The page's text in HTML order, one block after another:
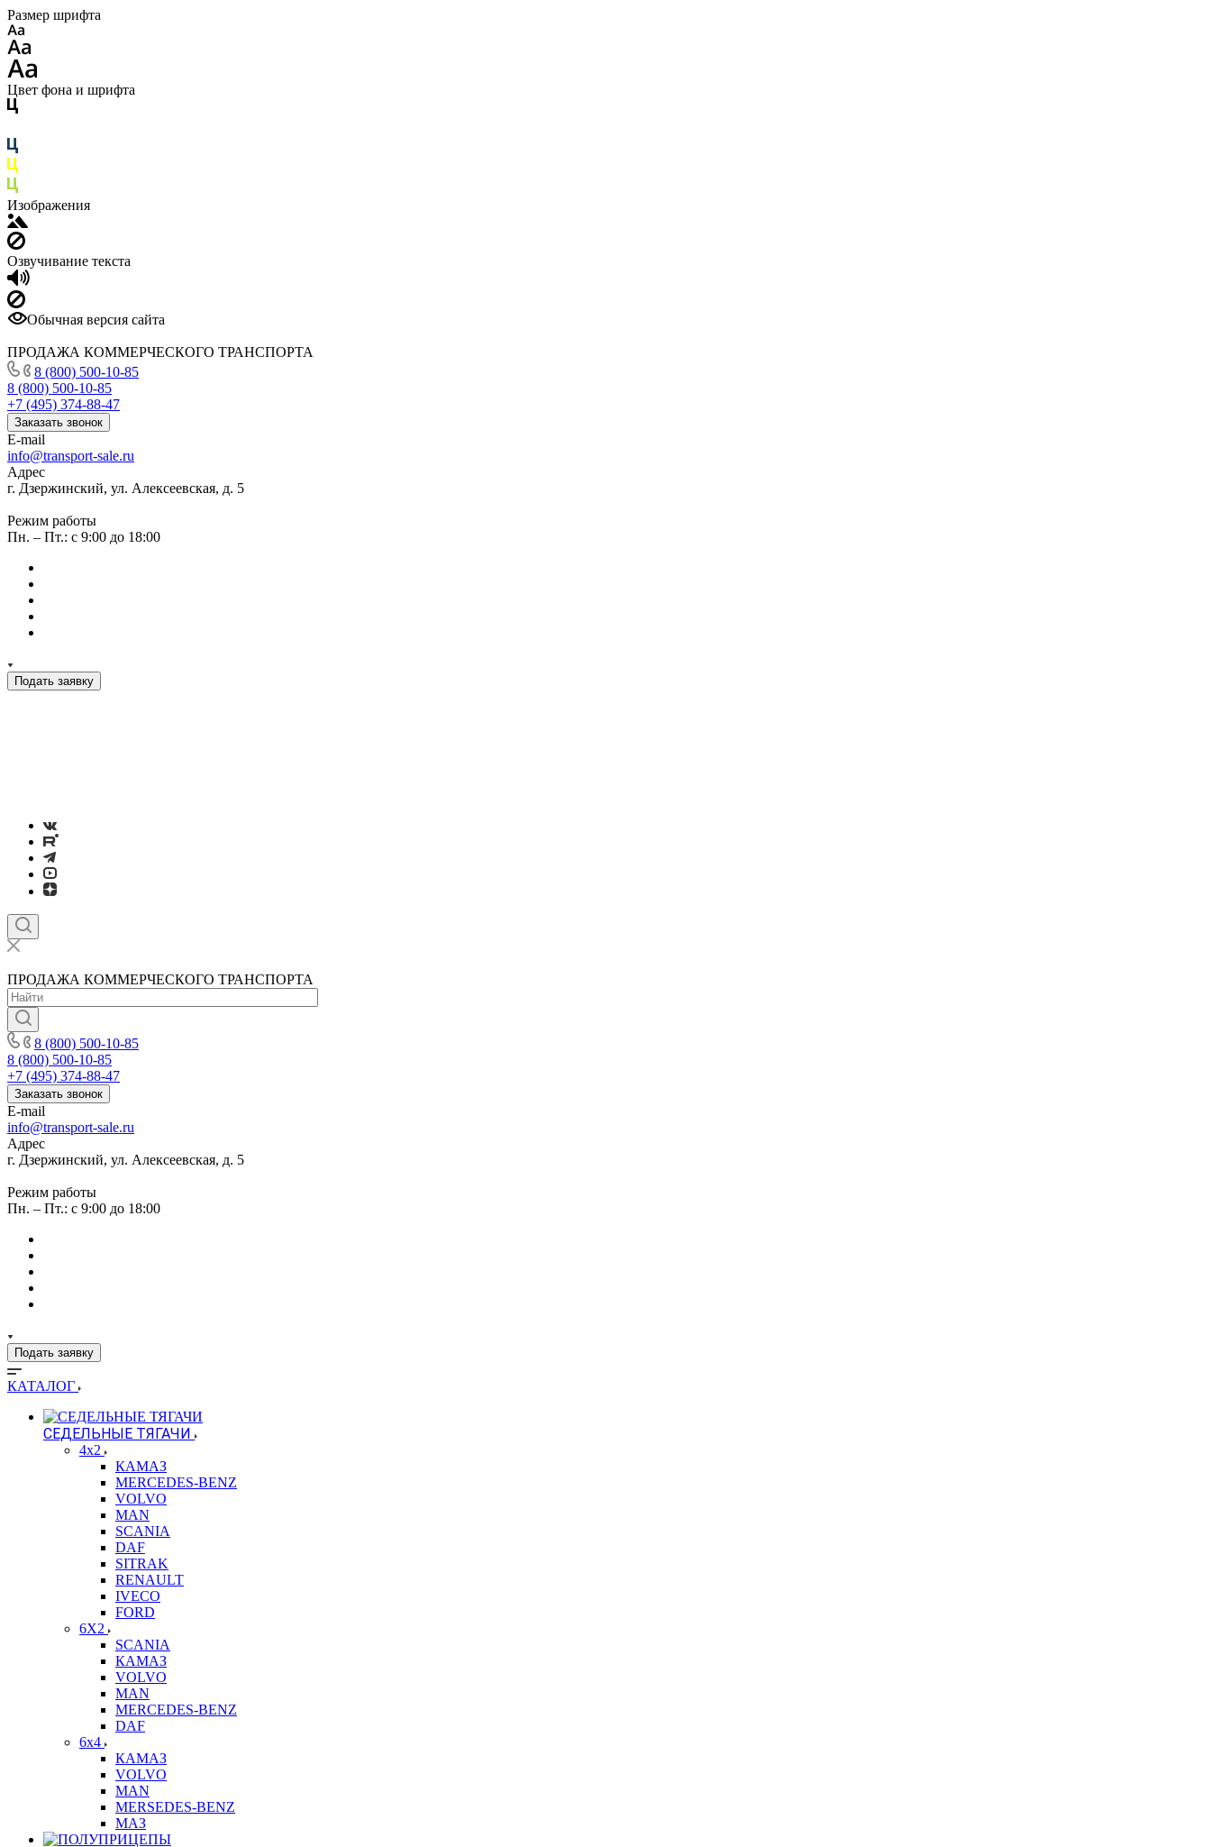
Размер шрифта
Цвет фона и шрифта
Изображения
Озвучивание текста
Обычная версия сайта
ПРОДАЖА КОММЕРЧЕСКОГО ТРАНСПОРТА
8 (800) 500-10-85
8 (800) 500-10-85
+7 (495) 374-88-47
Заказать звонок
E-mail
info@transport-sale.ru
Адрес
г. Дзержинский, ул. Алексеевская, д. 5
Режим работы
Пн. – Пт.: с 9:00 до 18:00
Подать заявку
ПРОДАЖА КОММЕРЧЕСКОГО ТРАНСПОРТА
8 (800) 500-10-85
8 (800) 500-10-85
+7 (495) 374-88-47
Заказать звонок
E-mail
info@transport-sale.ru
Адрес
г. Дзержинский, ул. Алексеевская, д. 5
Режим работы
Пн. – Пт.: с 9:00 до 18:00
Подать заявку
КАТАЛОГ
СЕДЕЛЬНЫЕ ТЯГАЧИ
4x2
КАМАЗ
MERCEDES-BENZ
VOLVO
MAN
SCANIA
DAF
SITRAK
RENAULT
IVECO
FORD
6X2
SCANIA
КАМАЗ
VOLVO
MAN
MERCEDES-BENZ
DAF
6x4
КАМАЗ
VOLVO
MAN
MERSEDES-BENZ
МАЗ